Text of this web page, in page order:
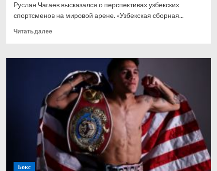
Руслан Чагаев высказался о перспективах узбекских
спортсменов на мировой арене. «Узбекская сборная...
Читать далееПрочитать
Руслан
узбекские
боксёры
радуют,
молодое
поколение
уже
подходе
Бокс